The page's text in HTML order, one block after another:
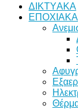
ΔΙKTΥAKA
ΕΠΟΧΙΑΚΑ